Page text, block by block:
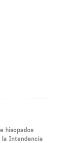
hisopados
la Intendencia